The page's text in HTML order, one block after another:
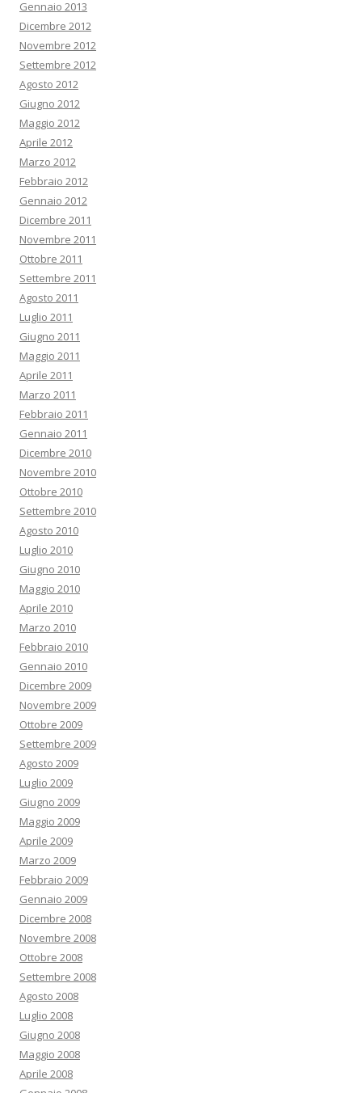
Gennaio 2013
Dicembre 2012
Novembre 2012
Settembre 2012
Agosto 2012
Giugno 2012
Maggio 2012
Aprile 2012
Marzo 2012
Febbraio 2012
Gennaio 2012
Dicembre 2011
Novembre 2011
Ottobre 2011
Settembre 2011
Agosto 2011
Luglio 2011
Giugno 2011
Maggio 2011
Aprile 2011
Marzo 2011
Febbraio 2011
Gennaio 2011
Dicembre 2010
Novembre 2010
Ottobre 2010
Settembre 2010
Agosto 2010
Luglio 2010
Giugno 2010
Maggio 2010
Aprile 2010
Marzo 2010
Febbraio 2010
Gennaio 2010
Dicembre 2009
Novembre 2009
Ottobre 2009
Settembre 2009
Agosto 2009
Luglio 2009
Giugno 2009
Maggio 2009
Aprile 2009
Marzo 2009
Febbraio 2009
Gennaio 2009
Dicembre 2008
Novembre 2008
Ottobre 2008
Settembre 2008
Agosto 2008
Luglio 2008
Giugno 2008
Maggio 2008
Aprile 2008